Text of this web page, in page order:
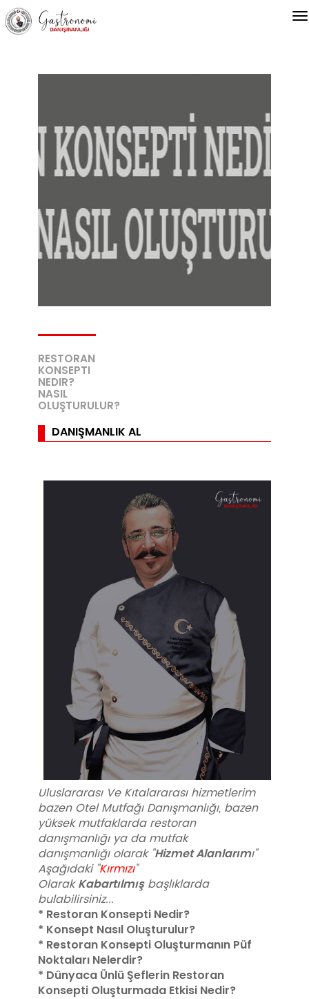
RESTORAN
KONSEPTI
NEDIR?
NASIL
OLUŞTURULUR?
DANIŞMANLIK AL
Uluslararası Ve Kıtalararası hizmetlerim
bazen Otel Mutfağı Danışmanlığı, bazen
yüksek mutfaklarda restoran
danışmanlığı ya da mutfak
danışmanlığı olarak "Hizmet Alanlarımı"
Aşağıdaki "Kırmızı"
Olarak Kabartılmışbaşlıklarda
bulabilirsiniz...
* Restoran Konsepti Nedir?
* Konsept Nasıl Oluşturulur?
* Restoran Konsepti Oluşturmanın Püf
Noktaları Nelerdir?
* Dünyaca Ünlü Şeflerin Restoran
Konsepti Oluşturmada Etkisi Nedir?